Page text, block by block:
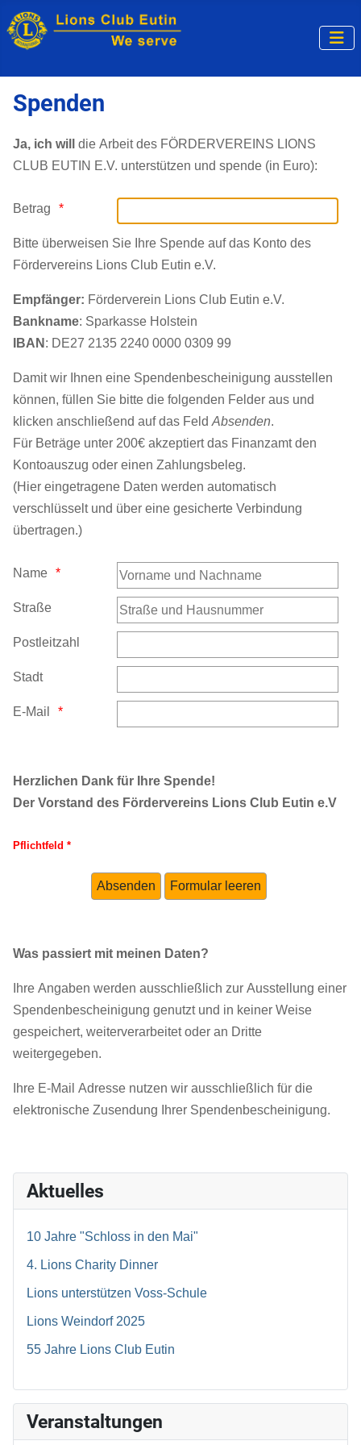
Spenden
Ja, ich will
die Arbeit des FÖRDERVEREINS LIONS
CLUB EUTIN E.V. unterstützen und spende (in Euro):
Betrag
Bitte überweisen Sie Ihre Spende auf das Konto des
Fördervereins Lions Club Eutin e.V.
Empfänger: Förderverein Lions Club Eutin e.V.
Bankname: Sparkasse Holstein
IBAN : DE27 2135 2240 0000 0309 99
Damit wir Ihnen eine Spendenbescheinigung ausstellen
können, füllen Sie bitte die folgenden Felder aus und
klicken anschließend auf das Feld Absenden.
Für Beträge unter 200€ akzeptiert das Finanzamt den
Kontoauszug oder einen Zahlungsbeleg.
(Hier eingetragene Daten werden automatisch
verschlüsselt und über eine gesicherte Verbindung
übertragen.)
Name
Straße
Postleitzahl
Stadt
E-Mail
Herzlichen Dank für Ihre Spende!
Der Vorstand des Fördervereins Lions Club Eutin e.V
Pflichtfeld *
Was passiert mit meinen Daten?
Ihre Angaben werden ausschließlich zur Ausstellung einer
Spendenbescheinigung genutzt und in keiner Weise
gespeichert, weiterverarbeitet oder an Dritte
weitergegeben.
Ihre E-Mail Adresse nutzen wir ausschließlich für die
elektronische Zusendung Ihrer Spendenbescheinigung.
Aktuelles
10 Jahre "Schloss in den Mai"
4. Lions Charity Dinner
Lions unterstützen Voss-Schule
Lions Weindorf 2025
55 Jahre Lions Club Eutin
Veranstaltungen